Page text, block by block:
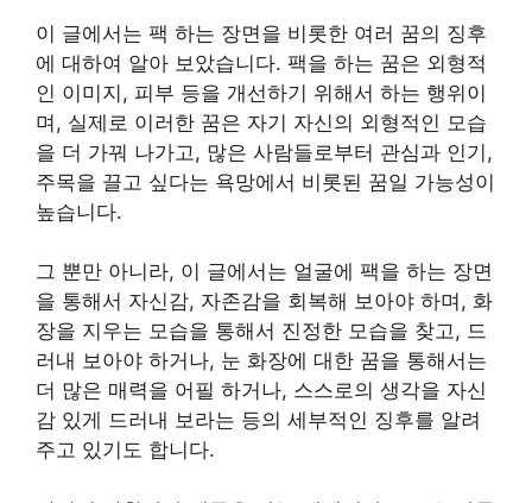
이 글에서는 팩 하는 장면을 비롯한 여러 꿈의 징후
에 대하여 알아 보았습니다. 팩을 하는 꿈은 외형적
인 이미지, 피부 등을 개선하기 위해서 하는 행위이
며, 실제로 이러한 꿈은 자기 자신의 외형적인 모습
을 더 가꿔 나가고, 많은 사람들로부터 관심과 인기,
주목을 끌고 싶다는 욕망에서 비롯된 꿈일 가능성이
높습니다.
그 뿐만 아니라, 이 글에서는 얼굴에 팩을 하는 장면
을 통해서 자신감, 자존감을 회복해 보아야 하며, 화
장을 지우는 모습을 통해서 진정한 모습을 찾고, 드
러내 보아야 하거나, 눈 화장에 대한 꿈을 통해서는
더 많은 매력을 어필 하거나, 스스로의 생각을 자신
감 있게 드러내 보라는 등의 세부적인 징후를 알려
주고 있기도 합니다.